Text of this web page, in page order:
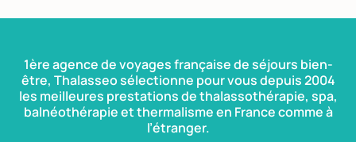
1ère agence de voyages française de séjours bien-
être, Thalasseo sélectionne pour vous depuis 2004
les meilleures prestations de thalassothérapie, spa,
balnéothérapie et thermalisme en France comme à
l’étranger.